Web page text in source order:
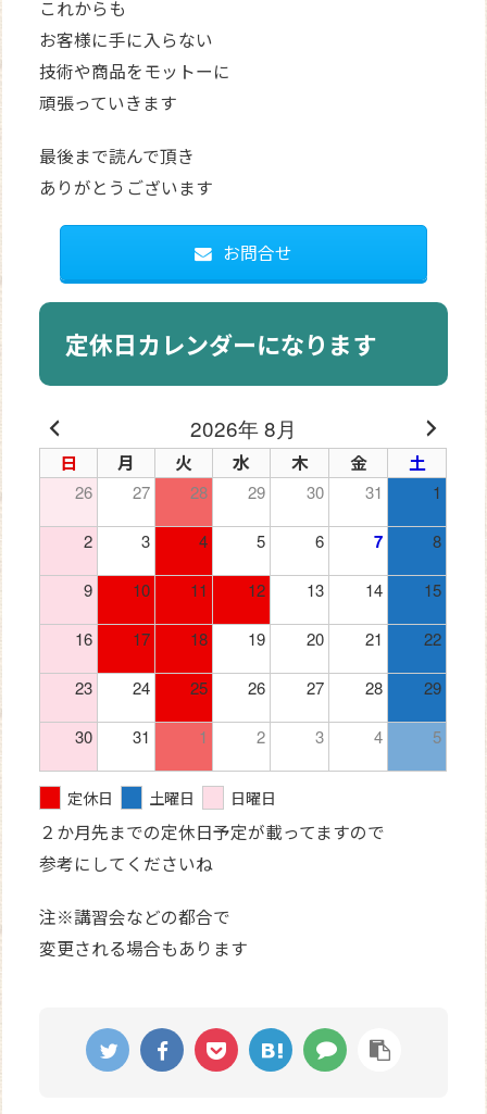
これからも
お客様に手に入らない
技術や商品をモットーに
頑張っていきます
最後まで読んで頂き
ありがとうございます
お問合せ
定休日カレンダーになります
2026年 8月
日 月 火 水 木 金 土
26 27 28 29 30 31 1
2 3 4 5 6 7 8
9 10 11 12 13 14 15
16 17 18 19 20 21 22
23 24 25 26 27 28 29
30 31 1 2 3 4 5
定休日 土曜日 日曜日
２か月先までの定休日予定が載ってますので
参考にしてくださいね
注※講習会などの都合で
変更される場合もあります